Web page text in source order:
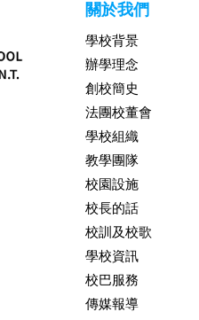
關於我們
學校背景
辦學理念
創校簡史
法團校董會
學校組織
教學團隊
校園設施
校長的話
校訓及校歌
學校資訊
校巴服務
傳媒報導